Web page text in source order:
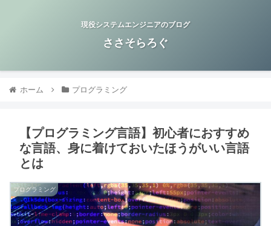
現役システムエンジニアのブログ
ささそらろぐ
ホーム プログラミング
【プログラミング言語】初心者におすすめ
な言語、身に着けておいたほうがいい言語
とは
プログラミング